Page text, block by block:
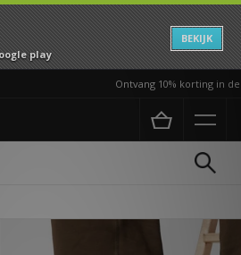
play
BEKIJK
Ontvang 10% korting in de